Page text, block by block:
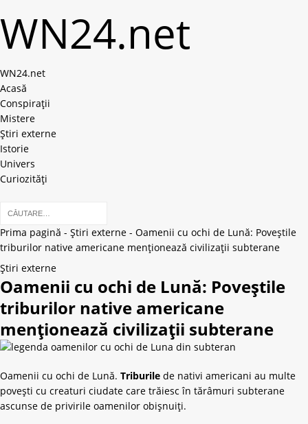
WN24.net
WN24.net
Acasă
Conspirații
Mistere
Știri externe
Istorie
Univers
Curiozități
Prima pagină - Știri externe - Oamenii cu ochi de Lună: Poveștile
triburilor native americane menționează civilizații subterane
Știri externe
Oamenii cu ochi de Lună: Poveștile
triburilor native americane
menționează civilizații subterane
Oamenii cu ochi de Lună. Triburile de nativi americani au multe
povești cu creaturi ciudate care trăiesc în tărâmuri subterane
ascunse de privirile oamenilor obișnuiți.